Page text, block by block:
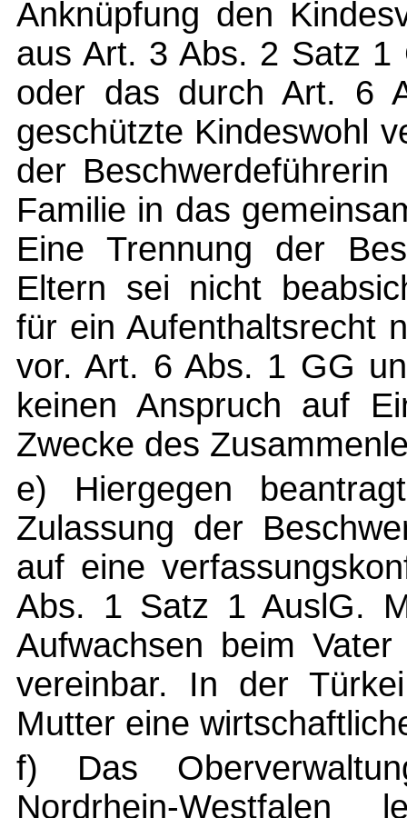
Anknüpfung den
aus Art. 3 Abs. 2 Satz 1
oder das durch Art. 6
geschützte Kindeswohl
der
Familie in das
Eine Trennung der
Eltern sei nicht
für ein Aufenthaltsrecht
vor. Art. 6 Abs. 1 GG
keinen Anspruch auf
Zwecke des
e) Hiergegen
Zulassung der
auf eine
Abs. 1 Satz 1 AuslG.
Aufwachsen beim
vereinbar. In der
Mutter eine
f) Das
Nordrhein-